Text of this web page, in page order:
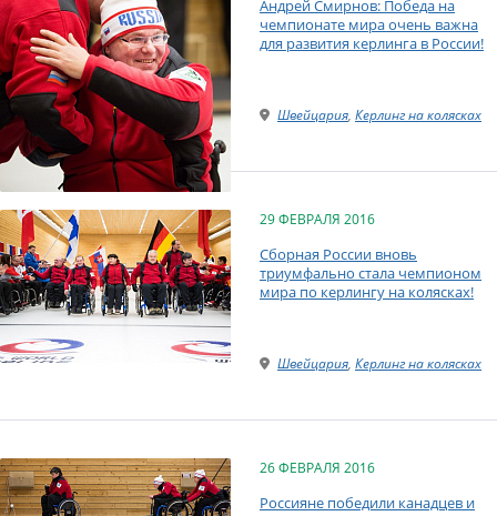
Андрей Смирнов: Победа на
чемпионате мира очень важна
для развития керлинга в России!
Швейцария, Керлинг на колясках
29 ФЕВРАЛЯ 2016
Сборная России вновь
триумфально стала чемпионом
мира по керлингу на колясках!
Швейцария, Керлинг на колясках
26 ФЕВРАЛЯ 2016
Россияне победили канадцев и